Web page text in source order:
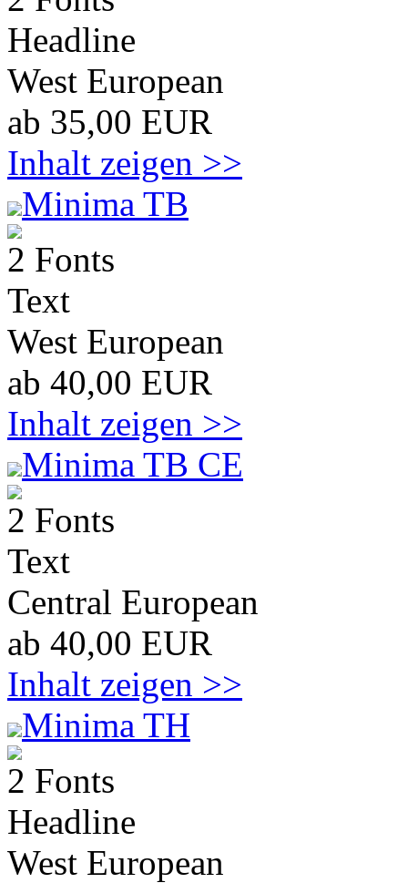
Headline
West European
ab 35,00 EUR
Inhalt zeigen >>
Minima TB
2 Fonts
Text
West European
ab 40,00 EUR
Inhalt zeigen >>
Minima TB CE
2 Fonts
Text
Central European
ab 40,00 EUR
Inhalt zeigen >>
Minima TH
2 Fonts
Headline
West European